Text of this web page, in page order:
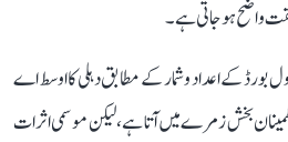
واضح ہو جاتی ہے۔
بورڈ کے اعداد و شمار کے مطابق دہلی کا اوسط اے
کاغذ پر اطمینان بخش زمرے میں آتا ہے، لیکن موسمی اثرات